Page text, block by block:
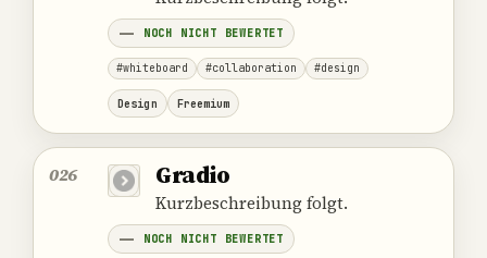
NOCH NICHT BEWERTET
#whiteboard #collaboration #design
Design Freemium
026 Gradio
Kurzbeschreibung folgt.
NOCH NICHT BEWERTET